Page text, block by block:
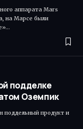
аппарата Mars
на Марсе были
подделке
Оземпик
поддельный продукт и